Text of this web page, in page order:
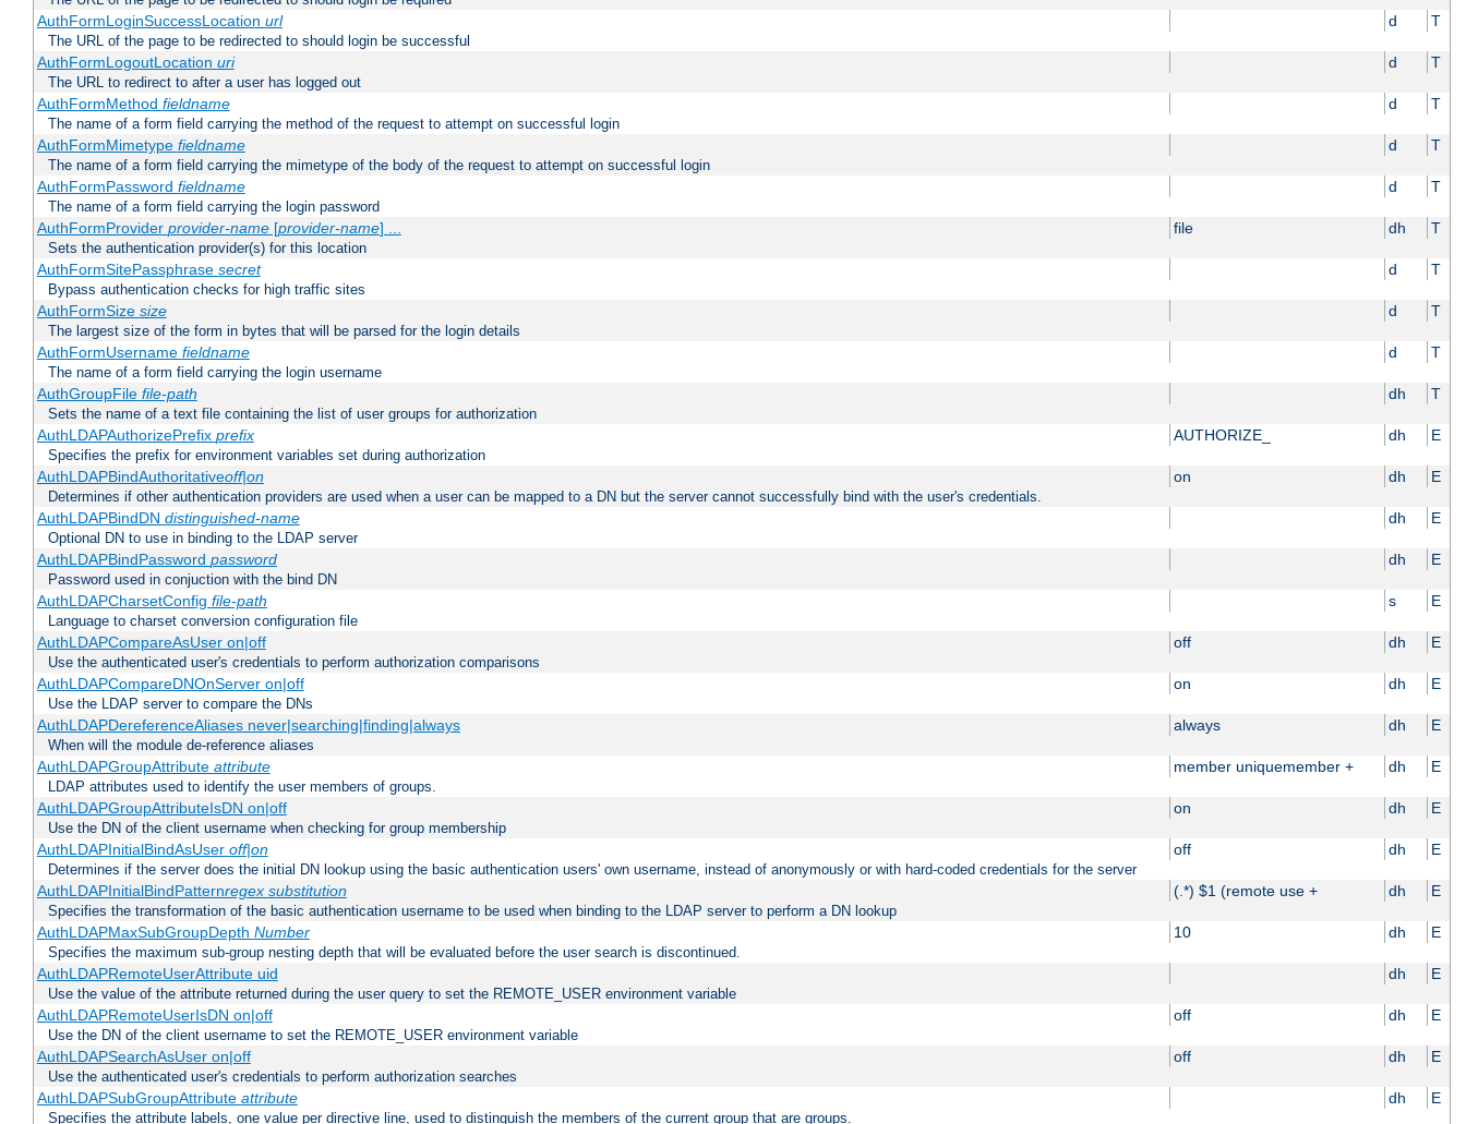
AuthFormLoginSuccessLocation url d T
The URL of the page to be redirected to should login be successful
AuthFormLogoutLocation uri d T
The URL to redirect to after a user has logged out
AuthFormMethod fieldname d T
The name of a form field carrying the method of the request to attempt on successful login
AuthFormMimetype fieldname d T
The name of a form field carrying the mimetype of the body of the request to attempt on successful login
AuthFormPassword fieldname d T
The name of a form field carrying the login password
AuthFormProvider provider-name[provider-name] ... file dh T
Sets the authentication provider(s) for this location
AuthFormSitePassphrase secret d T
Bypass authentication checks for high traffic sites
AuthFormSize size d T
The largest size of the form in bytes that will be parsed for the login details
AuthFormUsername fieldname d T
The name of a form field carrying the login username
AuthGroupFile file-path dh T
Sets the name of a text file containing the list of user groups for authorization
AuthLDAPAuthorizePrefix prefix AUTHORIZE_ dh E
Specifies the prefix for environment variables set during authorization
AuthLDAPBindAuthoritativeoff|on on dh E
Determines if other authentication providers are used when a user can be mapped to a DN but the server cannot successfully bind with the user's credentials.
AuthLDAPBindDN distinguished-name dh E
Optional DN to use in binding to the LDAP server
AuthLDAPBindPassword password dh E
Password used in conjuction with the bind DN
AuthLDAPCharsetConfig file-path s E
Language to charset conversion configuration file
AuthLDAPCompareAsUser on|off off dh E
Use the authenticated user's credentials to perform authorization comparisons
AuthLDAPCompareDNOnServer on|off on dh E
Use the LDAP server to compare the DNs
AuthLDAPDereferenceAliases never|searching|finding|always always dh E
When will the module de-reference aliases
AuthLDAPGroupAttribute attribute member uniquemember + dh E
LDAP attributes used to identify the user members of groups.
AuthLDAPGroupAttributeIsDN on|off on dh E
Use the DN of the client username when checking for group membership
AuthLDAPInitialBindAsUser off|on off dh E
Determines if the server does the initial DN lookup using the basic authentication users' own username, instead of anonymously or with hard-coded credentials for the server
AuthLDAPInitialBindPatternregex substitution (.*) $1 (remote use + dh E
Specifies the transformation of the basic authentication username to be used when binding to the LDAP server to perform a DN lookup
AuthLDAPMaxSubGroupDepth Number 10 dh E
Specifies the maximum sub-group nesting depth that will be evaluated before the user search is discontinued.
AuthLDAPRemoteUserAttribute uid dh E
Use the value of the attribute returned during the user query to set the REMOTE_USER environment variable
AuthLDAPRemoteUserIsDN on|off off dh E
Use the DN of the client username to set the REMOTE_USER environment variable
AuthLDAPSearchAsUser on|off off dh E
Use the authenticated user's credentials to perform authorization searches
AuthLDAPSubGroupAttribute attribute dh E
Specifies the attribute labels, one value per directive line, used to distinguish the members of the current group that are groups.